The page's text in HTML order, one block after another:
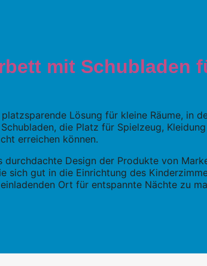
mit Schubladen
Lösung für kleine Räume, in
die Platz für Spielzeug,
erreichen können.
Design der Produkte von
sich gut in die Einrichtung des
Ort für entspannte Nächte zu